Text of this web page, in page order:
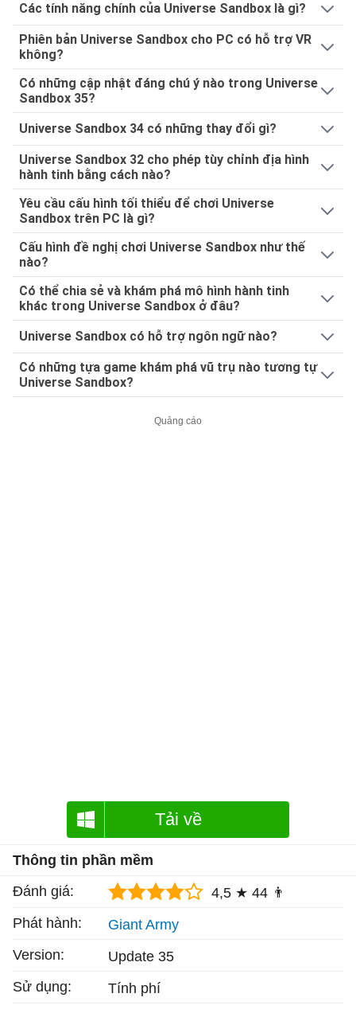
Các tính năng chính của Universe Sandbox là gì?
Phiên bản Universe Sandbox cho PC có hỗ trợ VR
không?
Có những cập nhật đáng chú ý nào trong Universe
Sandbox 35?
Universe Sandbox 34 có những thay đổi gì?
Universe Sandbox 32 cho phép tùy chỉnh địa hình
hành tinh bằng cách nào?
Yêu cầu cấu hình tối thiểu để chơi Universe
Sandbox trên PC là gì?
Cấu hình đề nghị chơi Universe Sandbox như thế
nào?
Có thể chia sẻ và khám phá mô hình hành tinh
khác trong Universe Sandbox ở đâu?
Universe Sandbox có hỗ trợ ngôn ngữ nào?
Có những tựa game khám phá vũ trụ nào tương tự
Universe Sandbox?
Tải về
Thông tin phần mềm
Đánh giá:
4,5 ★ 44 👨
Phát hành:
Giant Army
Version:
Update 35
Sử dụng:
Tính phí